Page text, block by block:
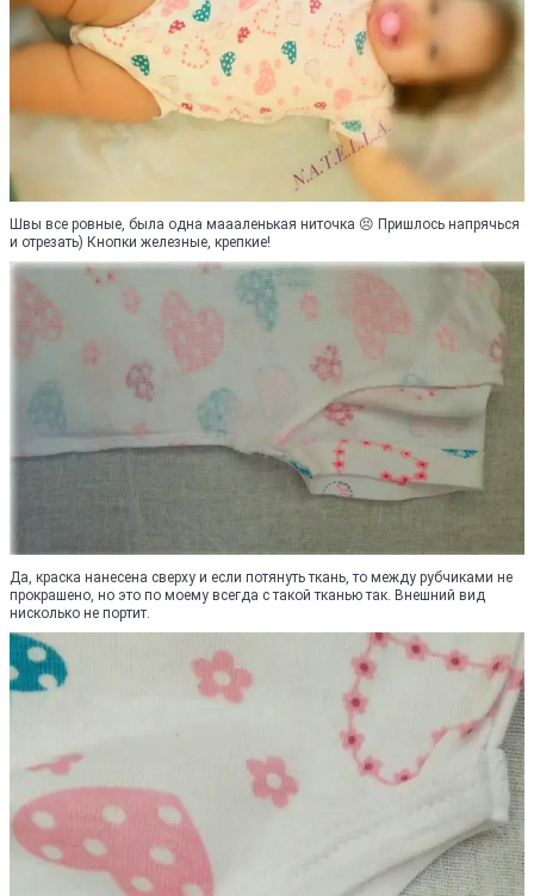
Швы все ровные, была одна маааленькая ниточка 😣 Пришлось напрячься
и отрезать) Кнопки железные, крепкие!
Да, краска нанесена сверху и если потянуть ткань, то между рубчиками не
прокрашено, но это по моему всегда с такой тканью так. Внешний вид
нисколько не портит.